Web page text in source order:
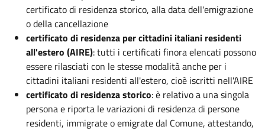
certificato di residenza storico, alla data dell'emigrazione
o della cancellazione
certificato di residenza per cittadini italiani residenti
all'estero (AIRE): tutti i certificati finora elencati possono
essere rilasciati con le stesse modalità anche per i
cittadini italiani residenti all'estero, cioè iscritti nell'AIRE
certificato di residenza storico: è relativo a una singola
persona e riporta le variazioni di residenza di persone
residenti, immigrate o emigrate dal Comune, attestando,